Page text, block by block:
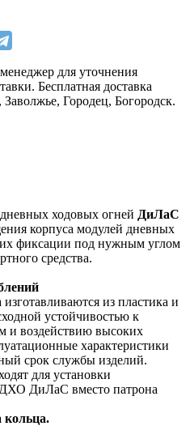
для уточнения
Бесплатная доставка
Городец, Богородск.
ходовых огней ДиЛаС
корпуса модулей дневных
фиксации под нужным углом
средства.
из пластика и
устойчивостью к
и воздействию высоких
характеристики
срок службы изделий.
для установки
ДиЛаС вместо патрона
кольца.